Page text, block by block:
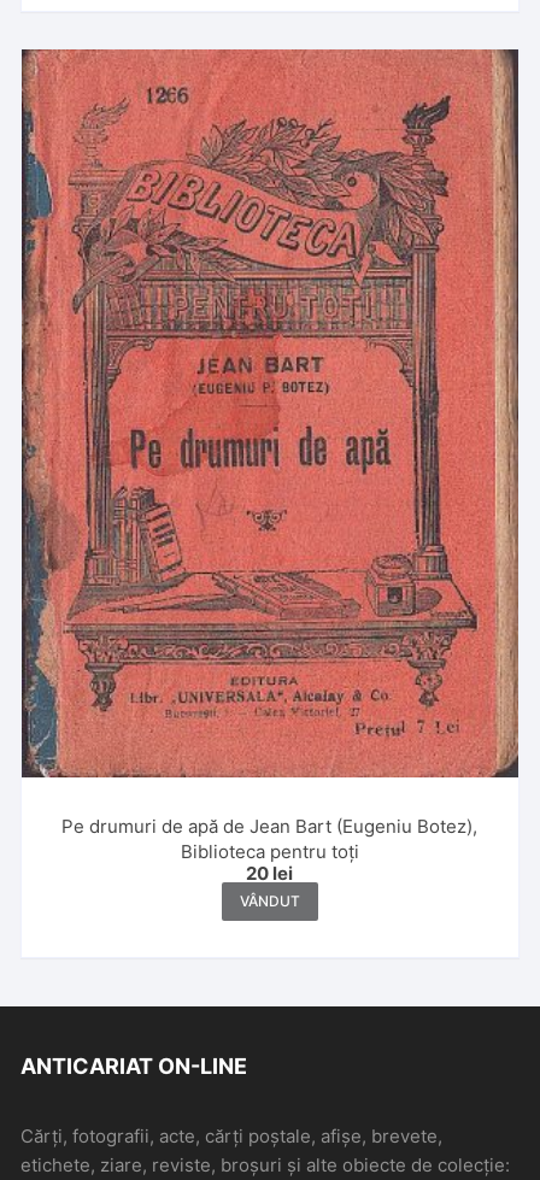
Pe drumuri de apă de Jean Bart (Eugeniu Botez),
Biblioteca pentru toți
20 lei
VÂNDUT
ANTICARIAT ON-LINE
Cărți, fotografii, acte, cărți poștale, afișe, brevete,
etichete, ziare, reviste, broșuri și alte obiecte de colecție: